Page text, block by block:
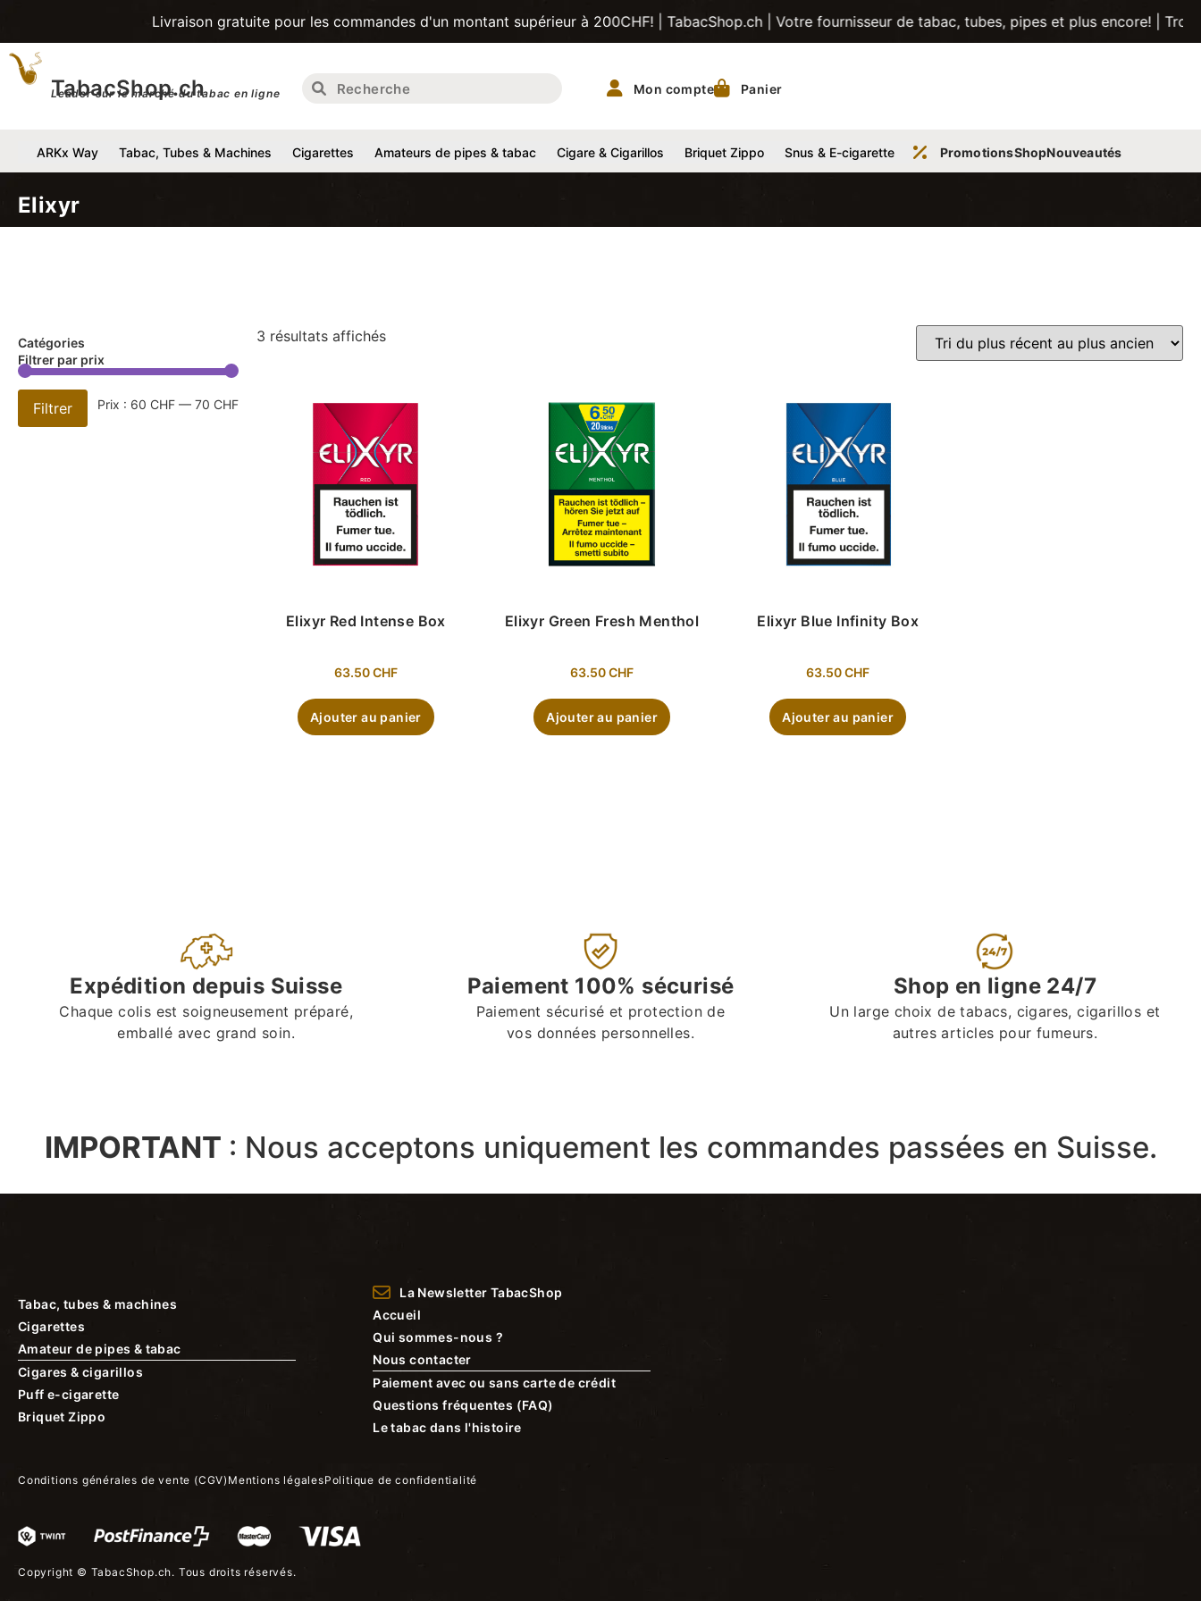
Livraison gratuite pour les commandes d'un montant supérieur à 200CHF! | TabacShop.ch | Votre fournisseur de tabac, tubes, pipes et plus encore! | Trouvez
TabacShop.ch
Leader sur le marché du tabac en ligne Mon compte Panier
ARKx Way Tabac, Tubes & Machines Cigarettes Amateurs de pipes & tabac Cigare & Cigarillos Briquet Zippo Snus & E-cigarette PromotionsShopNouveautés
Elixyr
Catégories
Filtrer par prix
Filtrer Prix : 60 CHF —70 CHF
3 résultats affichés
Elixyr Red Intense Box
63.50CHF
Ajouter au panier
Elixyr Green Fresh Menthol
63.50CHF
Ajouter au panier
Elixyr Blue Infinity Box
63.50CHF
Ajouter au panier
Expédition depuis Suisse
Chaque colis est soigneusement préparé,
emballé avec grand soin.
Paiement 100% sécurisé
Paiement sécurisé et protection de
vos données personnelles.
Shop en ligne 24/7
Un large choix de tabacs, cigares, cigarillos et
autres articles pour fumeurs.
IMPORTANT : Nous acceptons uniquement les commandes passées en Suisse.
Tabac, tubes & machines
Cigarettes
Amateur de pipes & tabac
Cigares & cigarillos
Puff e-cigarette
Briquet Zippo
La Newsletter TabacShop
Accueil
Qui sommes-nous ?
Nous contacter
Paiement avec ou sans carte de crédit
Questions fréquentes (FAQ)
Le tabac dans l'histoire
Conditions générales de vente (CGV) Mentions légalesPolitique de confidentialité
Copyright © TabacShop.ch. Tous droits réservés.